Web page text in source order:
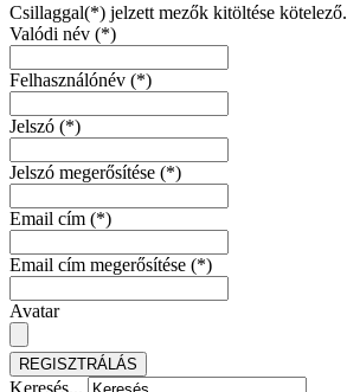
Csillaggal(*) jelzett mezők kitöltése kötelező.
Valódi név (*)
Felhasználónév (*)
Jelszó (*)
Jelszó megerősítése (*)
Email cím (*)
Email cím megerősítése (*)
Avatar
REGISZTRÁLÁS
Keresés...